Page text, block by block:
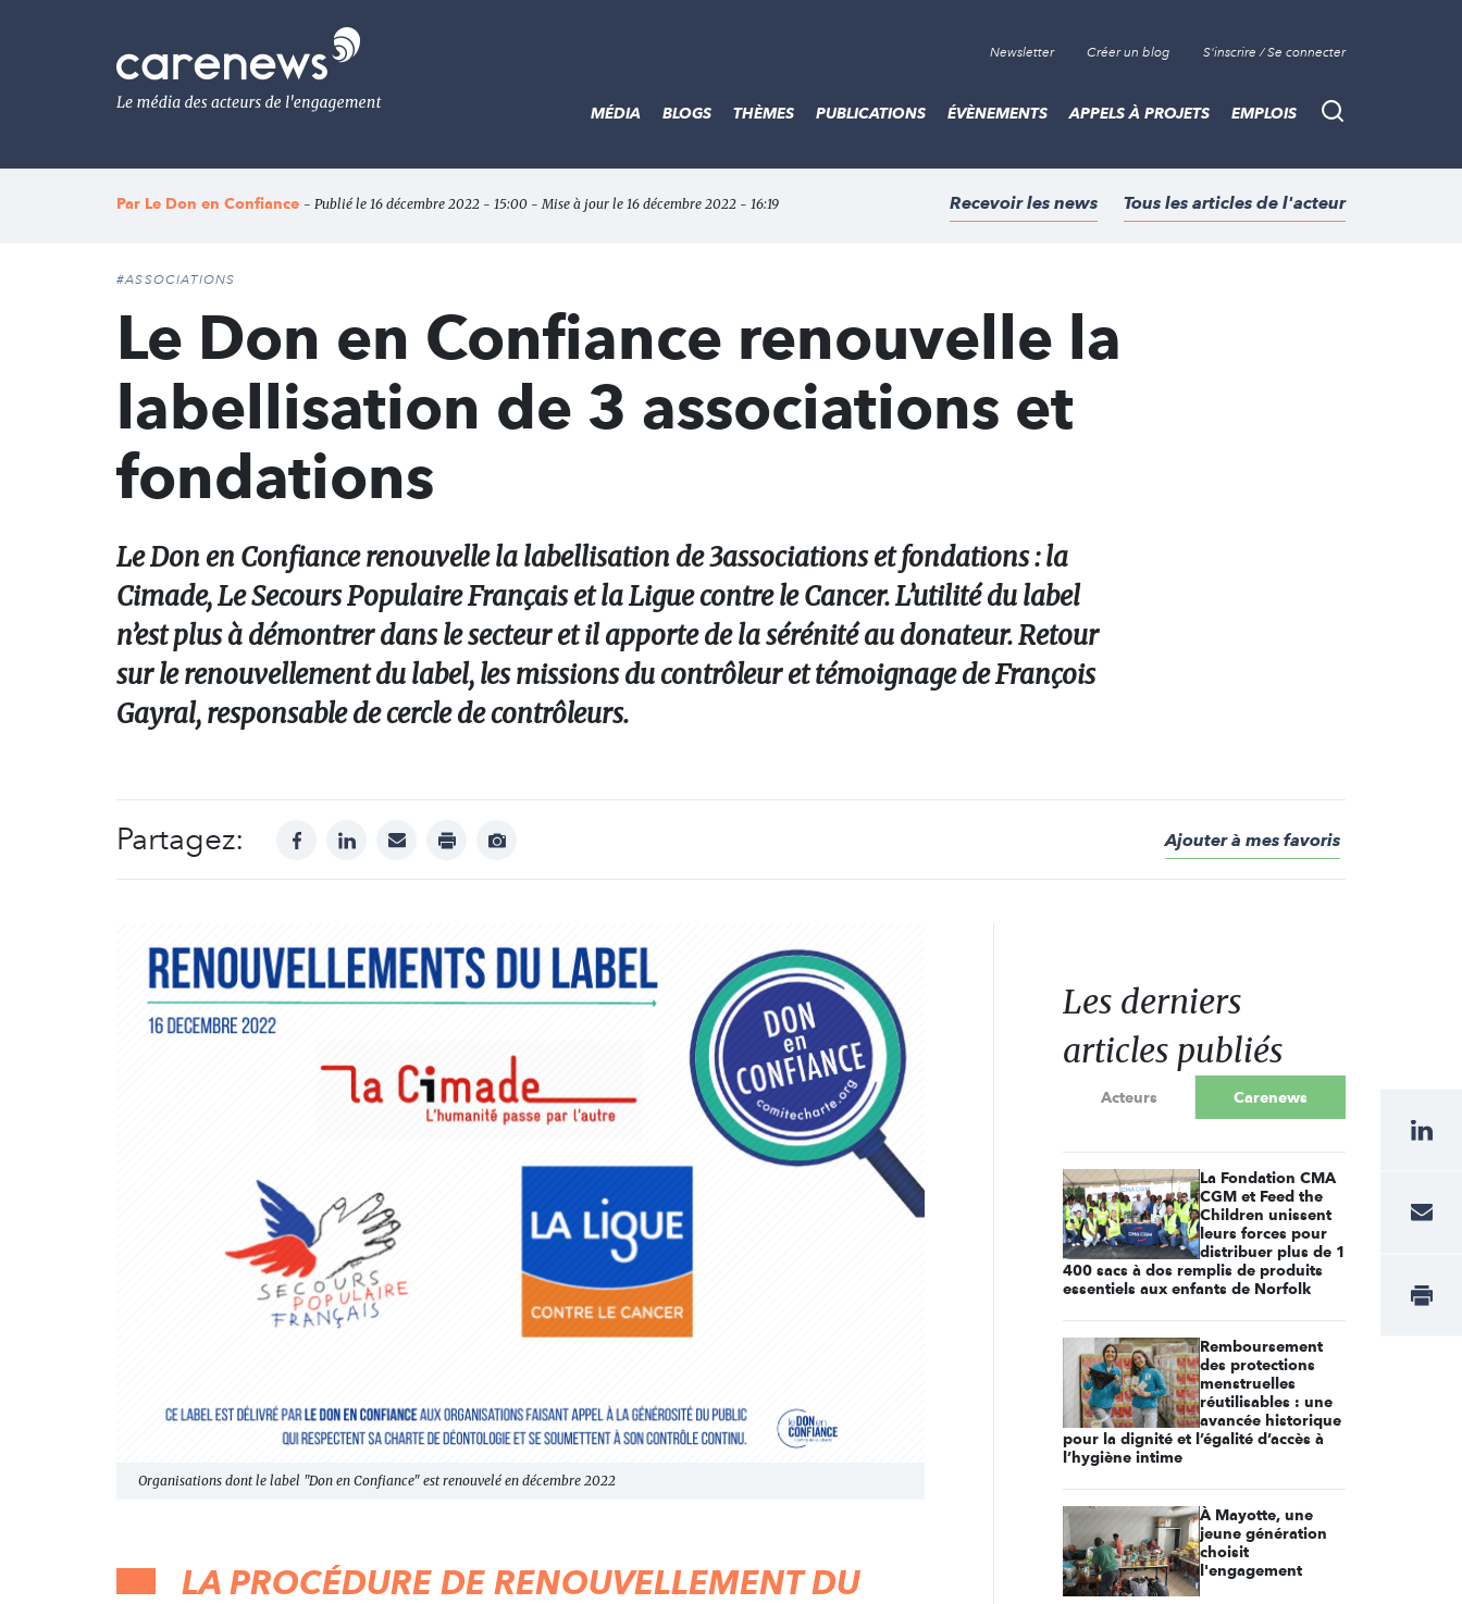
Le
média
de
l'engagement
Newsletter Créer un blog S'inscrire / Se connecter
Recherche
MÉDIA BLOGS THÈMES PUBLICATIONS ÉVÈNEMENTS APPELS À PROJETS EMPLOIS
Par Le Don en Confiance - Publié le 16 décembre 2022 - 15:00 - Mise à jour le 16 décembre 2022 - 16:19 Recevoir les news Tous les articles de l'acteur
#ASSOCIATIONS
Le Don en Confiance renouvelle la
labellisation de 3 associations et
fondations
Le Don en Confiance renouvelle la labellisation de 3associations et fondations : la
Cimade, Le Secours Populaire Français et la Ligue contre le Cancer. L’utilité du label
n’est plus à démontrer dans le secteur et il apporte de la sérénité au donateur. Retour
sur le renouvellement du label, les missions du contrôleur et témoignage de François
Gayral, responsable de cercle de contrôleurs.
Partagez: facebooklinkedinmail print
Afficher
Ajouter à mes favoris
Organisations dont le label "Don en Confiance" est renouvelé en décembre 2022
LA PROCÉDURE DE RENOUVELLEMENT DU
Les derniers
articles publiés
Acteurs Carenews
La Fondation CMA
CGM et Feed the
Children unissent
leurs forces pour
distribuer plus de 1
400 sacs à dos remplis de produits
essentiels aux enfants de Norfolk
Remboursement
des protections
menstruelles
réutilisables : une
avancée historique
pour la dignité et l’égalité d’accès à
l’hygiène intime
À Mayotte, une
jeune génération
choisit
l'engagement